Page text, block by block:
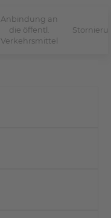
Anbindung an
die öffentl.
Verkehrsmittel